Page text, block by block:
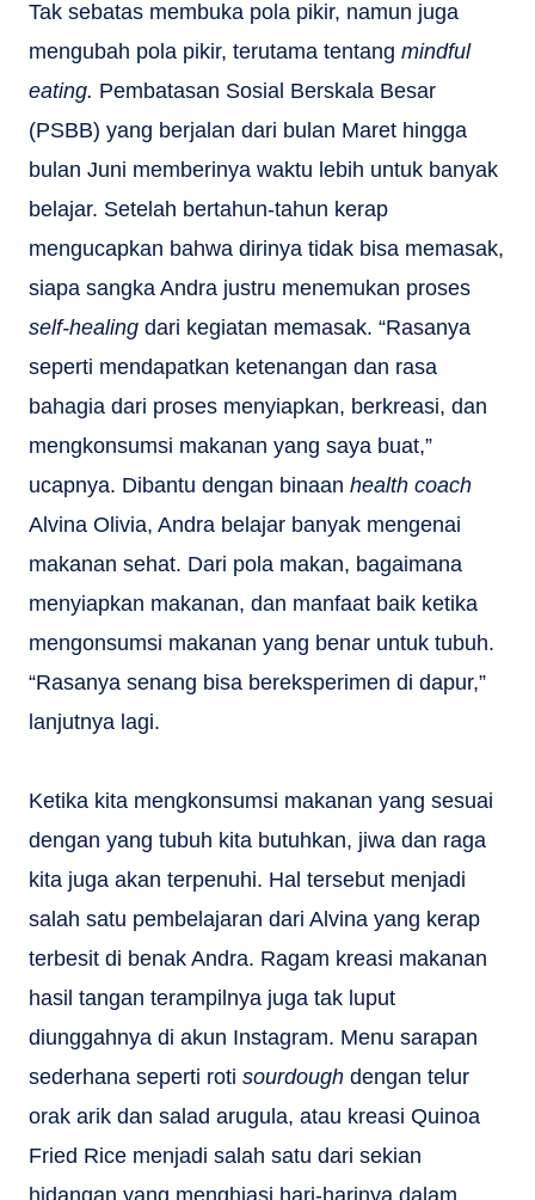
Tak sebatas membuka pola pikir, namun juga
mengubah pola pikir, terutama tentang mindful
eating. Pembatasan Sosial Berskala Besar
(PSBB) yang berjalan dari bulan Maret hingga
bulan Juni memberinya waktu lebih untuk banyak
belajar. Setelah bertahun-tahun kerap
mengucapkan bahwa dirinya tidak bisa memasak,
siapa sangka Andra justru menemukan proses
self-healing dari kegiatan memasak. “Rasanya
seperti mendapatkan ketenangan dan rasa
bahagia dari proses menyiapkan, berkreasi, dan
mengkonsumsi makanan yang saya buat,”
ucapnya. Dibantu dengan binaan health coach
Alvina Olivia, Andra belajar banyak mengenai
makanan sehat. Dari pola makan, bagaimana
menyiapkan makanan, dan manfaat baik ketika
mengonsumsi makanan yang benar untuk tubuh.
“Rasanya senang bisa bereksperimen di dapur,”
lanjutnya lagi.
Ketika kita mengkonsumsi makanan yang sesuai
dengan yang tubuh kita butuhkan, jiwa dan raga
kita juga akan terpenuhi. Hal tersebut menjadi
salah satu pembelajaran dari Alvina yang kerap
terbesit di benak Andra. Ragam kreasi makanan
hasil tangan terampilnya juga tak luput
diunggahnya di akun Instagram. Menu sarapan
sederhana seperti roti sourdough dengan telur
orak arik dan salad arugula, atau kreasi Quinoa
Fried Rice menjadi salah satu dari sekian
hidangan yang menghiasi hari-harinya dalam